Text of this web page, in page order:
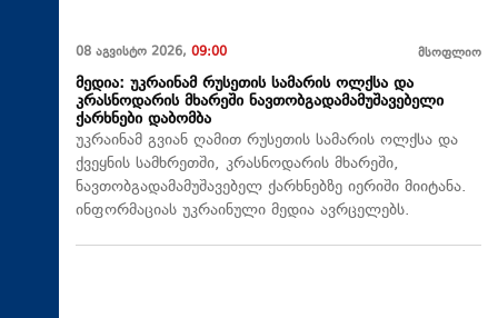
08 აგვისტო 2026, 09:00 მსოფლიო
მედია: უკრაინამ რუსეთის სამარის ოლქსა და
კრასნოდარის მხარეში ნავთობგადამამუშავებელი
ქარხნები დაბომბა
უკრაინამ გვიან ღამით რუსეთის სამარის ოლქსა და
ქვეყნის სამხრეთში, კრასნოდარის მხარეში,
ნავთობგადამამუშავებელ ქარხნებზე იერიში მიიტანა.
ინფორმაციას უკრაინული მედია ავრცელებს.